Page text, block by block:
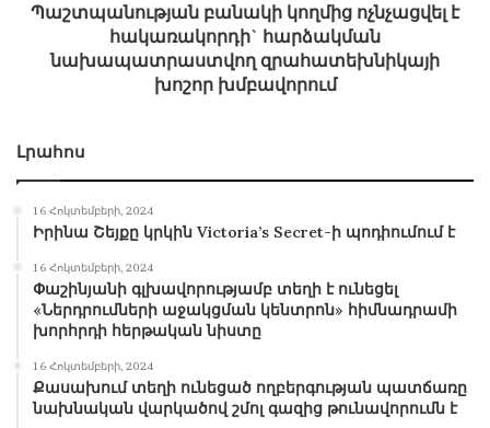
Մալխասյան Գառնիկ Լեռնիկի, ծնվ. 1991թ.
Խաչատրյան Դերենիկ Խաչիկի, ծնվ. 1996թ.
Վարդազարյան Աշոտ Յուրիի, ծնվ. 1985թ.
Գորոդնիչի Եվգենի Ագբերի, ծնվ. 1993թ.
Հակոբյան Տարոն Հակոբի, ծնվ. 1987թ.
Աբրահամյան Արշակ Արարատի, ծնվ. 2002թ.
Մանուկյան Մաքսիմ Հակոբի, ծնվ. 2002թ.
Պաշտպանության բանակի կողմից ոչնչացվել է
հակառակորդի` հարձակման
նախապատրաստվող զրահատեխնիկայի
խոշոր խմբավորում
Լրահոս
16 Հոկտեմբերի, 2024
Իրինա Շեյքը կրկին Victoria’s Secret-ի պոդիումում է
16 Հոկտեմբերի, 2024
Փաշինյանի գլխավորությամբ տեղի է ունեցել
«Ներդրումների աջակցման կենտրոն» հիմնադրամի
խորհրդի հերթական նիստը
16 Հոկտեմբերի, 2024
Քասախում տեղի ունեցած ողբերգության պատճառը
նախնական վարկածով շմոլ գազից թունավորումն է